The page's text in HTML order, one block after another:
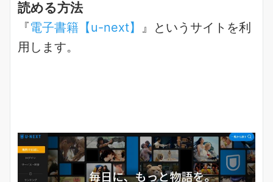
読める方法
『電子書籍【u-next】
』というサイトを利
用します。